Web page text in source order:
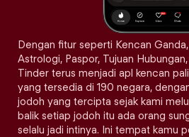
Dengan fitur seperti Kencan
Astrologi, Paspor, Tujuan
Tinder terus menjadi apl kencan
yang tersedia di 190 negara,
jodoh yang tercipta sejak kami
balik setiap jodoh itu ada orang
selalu jadi intinya. Ini tempat kamu